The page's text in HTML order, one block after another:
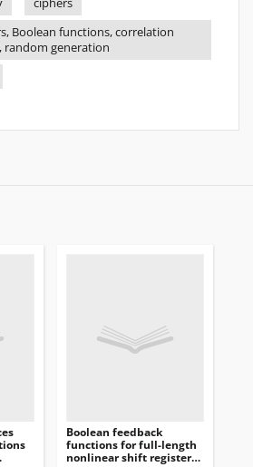
ciphers
Boolean functions, correlation
random generation
Boolean feedback
functions for full-length
nonlinear shift registers,